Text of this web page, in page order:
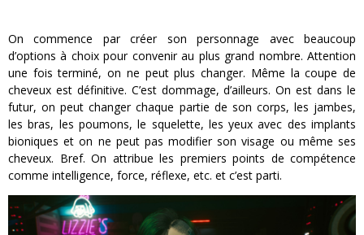
On commence par créer son personnage avec beaucoup
d’options à choix pour convenir au plus grand nombre. Attention
une fois terminé, on ne peut plus changer. Même la coupe de
cheveux est définitive. C’est dommage, d’ailleurs. On est dans le
futur, on peut changer chaque partie de son corps, les jambes,
les bras, les poumons, le squelette, les yeux avec des implants
bioniques et on ne peut pas modifier son visage ou même ses
cheveux. Bref. On attribue les premiers points de compétence
comme intelligence, force, réflexe, etc. et c’est parti.